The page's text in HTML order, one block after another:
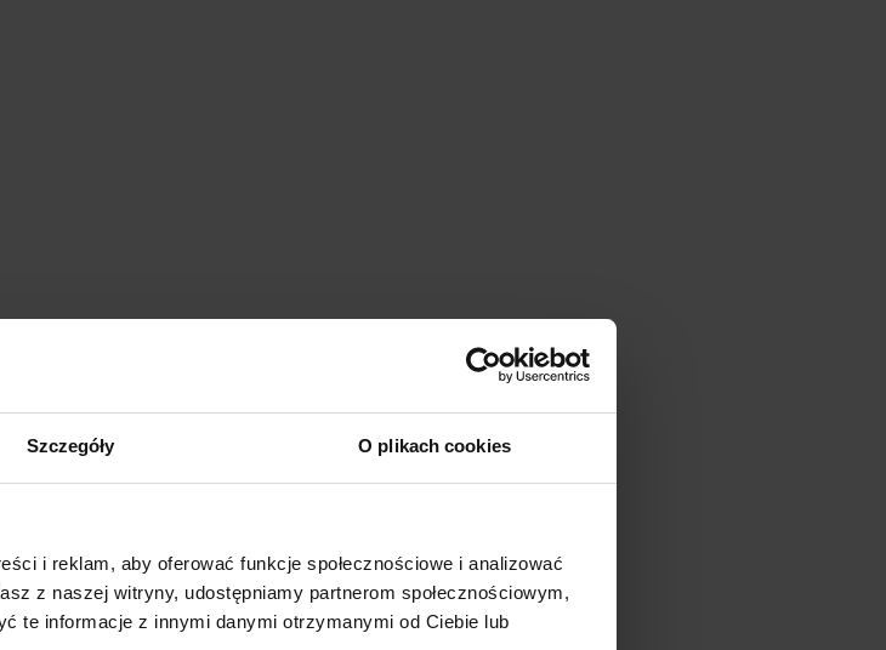
Szczegóły O plikach cookies
i reklam, aby oferować funkcje społecznościowe i analizować
z naszej witryny, udostępniamy partnerom społecznościowym,
te informacje z innymi danymi otrzymanymi od Ciebie lub